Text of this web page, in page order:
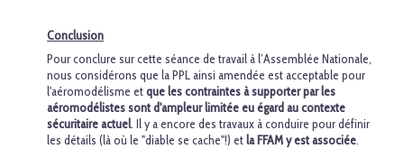
Conclusion
Pour conclure sur cette séance de travail à l’Assemblée Nationale,
nous considérons que la PPL ainsi amendée est acceptable pour
l'aéromodélisme etque les contraintes à supporter par les
aéromodélistes sont d'ampleur limitée eu égard au contexte
sécuritaire actuel. Il y a encore des travaux à conduire pour définir
les détails (là où le "diable se cache"!) et la FFAM y est associée